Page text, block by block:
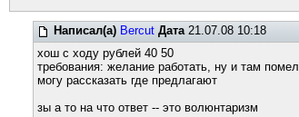
Написал(а) Bercut Дата21.07.08 10:18
хош с ходу рублей 40 50
требования: желание работать, ну и там
могу рассказать где предлагают
зы а то на что ответ -- это волюнтаризм